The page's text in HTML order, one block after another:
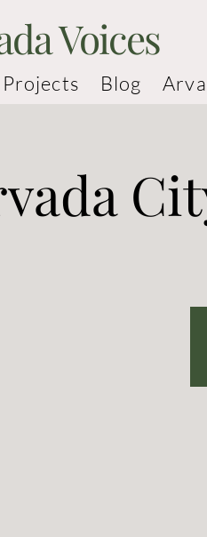
Voices
Projects Blog